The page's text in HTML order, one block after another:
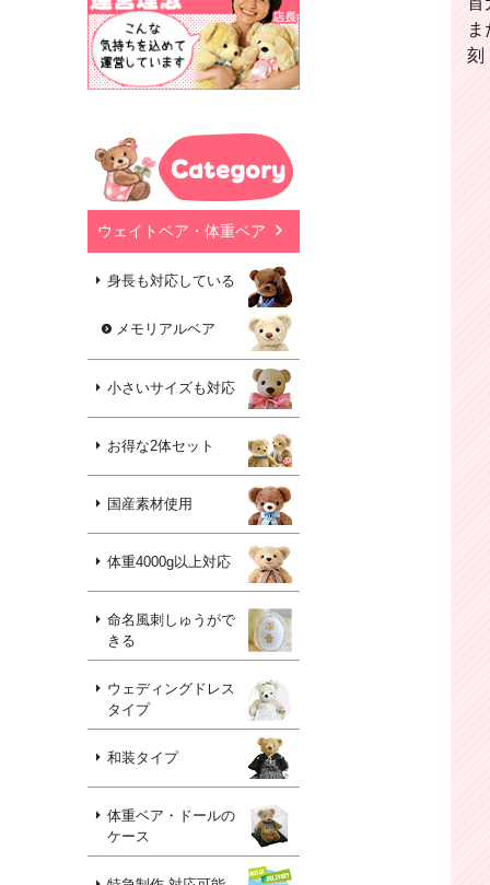
ウェイトベア・体重ベア
身長も対応している
メモリアルベア
小さいサイズも対応
お得な2体セット
国産素材使用
体重4000g以上対応
命名風刺しゅうがで
きる
ウェディングドレス
タイプ
和装タイプ
体重ベア・ドールの
ケース
刻